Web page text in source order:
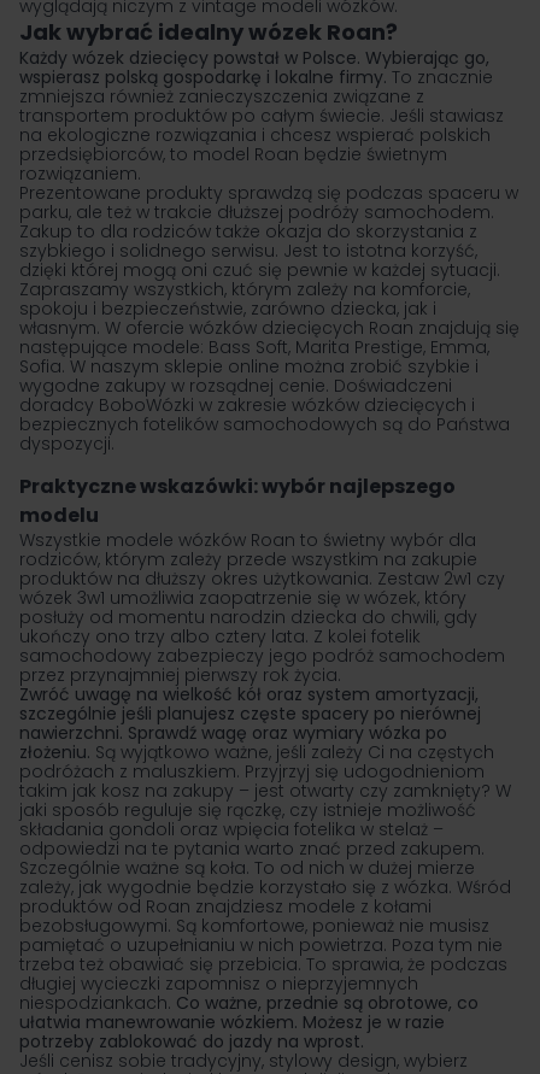
wyglądają niczym z vintage modeli wózków.
Jak wybrać idealny wózek Roan?
Każdy wózek dziecięcy powstał w Polsce. Wybierając go,
wspierasz polską gospodarkę i lokalne firmy. To znacznie
zmniejsza również zanieczyszczenia związane z
transportem produktów po całym świecie. Jeśli stawiasz
na ekologiczne rozwiązania i chcesz wspierać polskich
przedsiębiorców, to model Roan będzie świetnym
rozwiązaniem.
Prezentowane produkty sprawdzą się podczas spaceru w
parku, ale też w trakcie dłuższej podróży samochodem.
Zakup to dla rodziców także okazja do skorzystania z
szybkiego i solidnego serwisu. Jest to istotna korzyść,
dzięki której mogą oni czuć się pewnie w każdej sytuacji.
Zapraszamy wszystkich, którym zależy na komforcie,
spokoju i bezpieczeństwie, zarówno dziecka, jak i
własnym. W ofercie wózków dziecięcych Roan znajdują się
następujące modele: Bass Soft, Marita Prestige, Emma,
Sofia. W naszym sklepie online można zrobić szybkie i
wygodne zakupy w rozsądnej cenie. Doświadczeni
doradcy BoboWózki w zakresie wózków dziecięcych i
bezpiecznych fotelików samochodowych są do Państwa
dyspozycji.
Praktyczne wskazówki: wybór najlepszego
modelu
Wszystkie modele wózków Roan to świetny wybór dla
rodziców, którym zależy przede wszystkim na zakupie
produktów na dłuższy okres użytkowania. Zestaw 2w1 czy
wózek 3w1 umożliwia zaopatrzenie się w wózek, który
posłuży od momentu narodzin dziecka do chwili, gdy
ukończy ono trzy albo cztery lata. Z kolei fotelik
samochodowy zabezpieczy jego podróż samochodem
przez przynajmniej pierwszy rok życia.
Zwróć uwagę na wielkość kół oraz system amortyzacji,
szczególnie jeśli planujesz częste spacery po nierównej
nawierzchni. Sprawdź wagę oraz wymiary wózka po
złożeniu. Są wyjątkowo ważne, jeśli zależy Ci na częstych
podróżach z maluszkiem. Przyjrzyj się udogodnieniom
takim jak kosz na zakupy – jest otwarty czy zamknięty? W
jaki sposób reguluje się rączkę, czy istnieje możliwość
składania gondoli oraz wpięcia fotelika w stelaż –
odpowiedzi na te pytania warto znać przed zakupem.
Szczególnie ważne są koła. To od nich w dużej mierze
zależy, jak wygodnie będzie korzystało się z wózka. Wśród
produktów od Roan znajdziesz modele z kołami
bezobsługowymi. Są komfortowe, ponieważ nie musisz
pamiętać o uzupełnianiu w nich powietrza. Poza tym nie
trzeba też obawiać się przebicia. To sprawia, że podczas
długiej wycieczki zapomnisz o nieprzyjemnych
niespodziankach. Co ważne, przednie są obrotowe, co
ułatwia manewrowanie wózkiem. Możesz je w razie
potrzeby zablokować do jazdy na wprost.
Jeśli cenisz sobie tradycyjny, stylowy design, wybierz